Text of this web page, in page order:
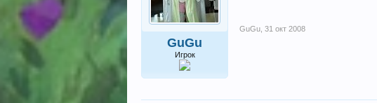
GuGu
Игрок
GuGu 31 окт 2008